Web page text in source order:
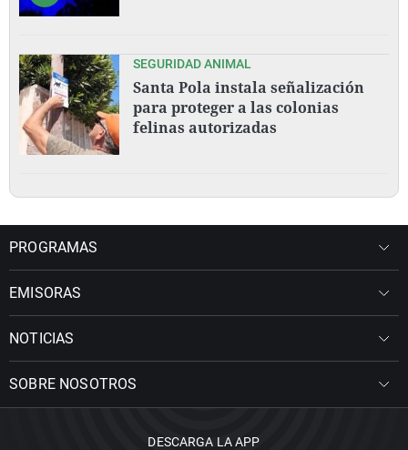
SEGURIDAD ANIMAL
Santa Pola instala señalización
para proteger a las colonias
felinas autorizadas
PROGRAMAS
EMISORAS
NOTICIAS
SOBRE NOSOTROS
DESCARGA LA APP